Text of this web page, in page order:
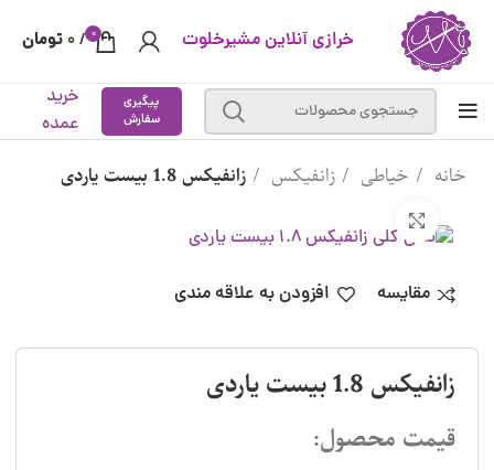
خرازی آنلاین مشیرخلوت 0
/
0 تومان
پیگیری
سفارش
خرید
عمده
خانه خیاطی زانفیکس زانفیکس 1.8 بیست یاردی
مقایسه افزودن به علاقه مندی
زانفیکس 1.8 بیست یاردی
قیمت محصول: